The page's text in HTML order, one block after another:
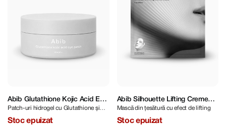
Abib Glutathione Kojic Acid Eye
Patch Vita Jelly 60 pcs
Patch-uri hidrogel cu Glutathione și
Acid Kojic
Stoc epuizat
Abib Silhouette Lifting Creme
Mask V-Up Solution
Mască din țesătură cu efect de lifting
Stoc epuizat